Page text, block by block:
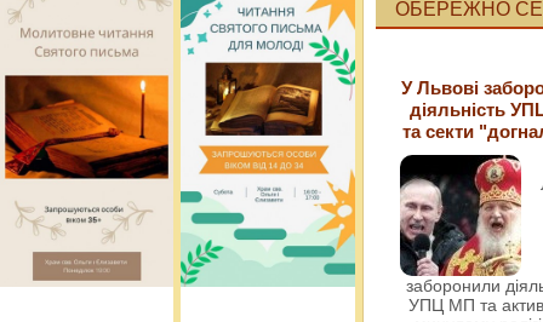
ОБЕРЕЖНО
У Львові
діяльність
та секти
заборонили
УПЦ МП та